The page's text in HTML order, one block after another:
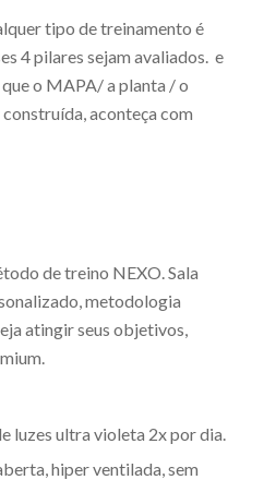
tipo de treinamento é
4 pilares sejam avaliados. e
o MAPA/ a planta / o
aconteça com
de treino NEXO. Sala
metodologia
atingir seus objetivos,
luzes ultra violeta 2x por dia.
hiper ventilada, sem